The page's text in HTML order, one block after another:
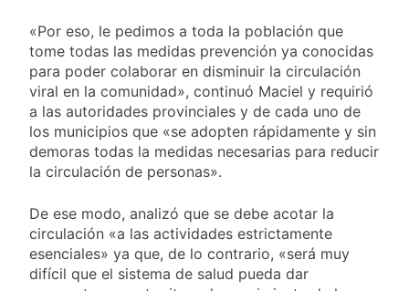
«Por eso, le pedimos a toda la población que
tome todas las medidas prevención ya conocidas
para poder colaborar en disminuir la circulación
viral en la comunidad», continuó Maciel y requirió
a las autoridades provinciales y de cada uno de
los municipios que «se adopten rápidamente y sin
demoras todas la medidas necesarias para reducir
la circulación de personas».
De ese modo, analizó que se debe acotar la
circulación «a las actividades estrictamente
esenciales» ya que, de lo contrario, «será muy
difícil que el sistema de salud pueda dar